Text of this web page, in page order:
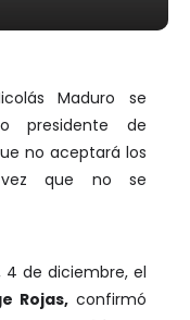
Maduro se
presidente de
no aceptará los
vez que no se
4 de diciembre, el
Rojas,confirmó